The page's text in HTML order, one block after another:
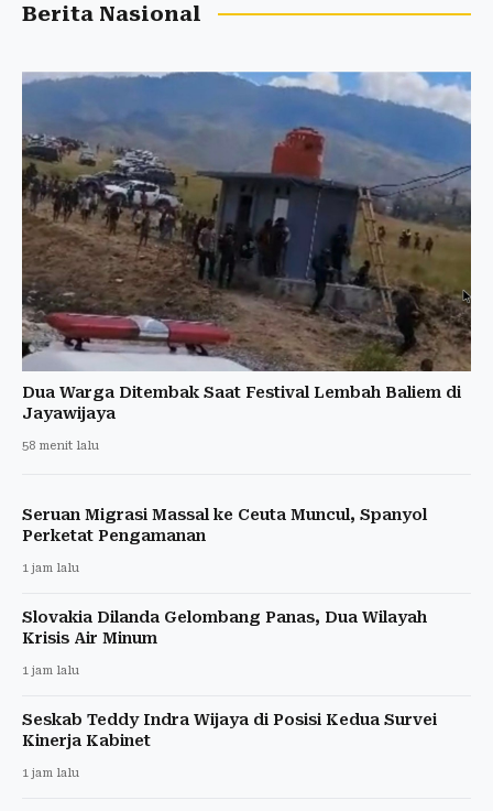
Berita Nasional
Dua Warga Ditembak Saat Festival Lembah Baliem di
Jayawijaya
58 menit lalu
Seruan Migrasi Massal ke Ceuta Muncul, Spanyol
Perketat Pengamanan
1 jam lalu
Slovakia Dilanda Gelombang Panas, Dua Wilayah
Krisis Air Minum
1 jam lalu
Seskab Teddy Indra Wijaya di Posisi Kedua Survei
Kinerja Kabinet
1 jam lalu